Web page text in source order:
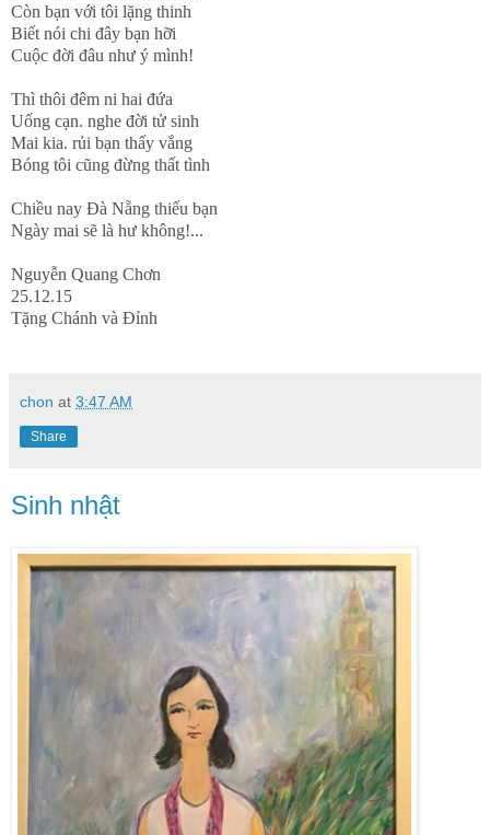
Còn bạn với tôi lặng thinh
Biết nói chi đây bạn hỡi
Cuộc đời đâu như ý mình!
Thì thôi đêm ni hai đứa
Uống cạn. nghe đời tử sinh
Mai kia. rủi bạn thấy vắng
Bóng tôi cũng đừng thất tình
Chiều nay Đà Nẵng thiếu bạn
Ngày mai sẽ là hư không!...
Nguyễn Quang Chơn
25.12.15
Tặng Chánh và Đỉnh
chon at 3:47 AM
Share
Sinh nhật